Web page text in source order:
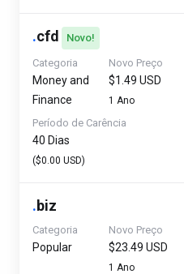
.cfd Novo!
Categoria
Money and
Finance
Novo Preço
$1.49 USD
1 Ano
Período de Carência
40 Dias
($0.00 USD)
.biz
Categoria
Popular
Novo Preço
$23.49 USD
1 Ano